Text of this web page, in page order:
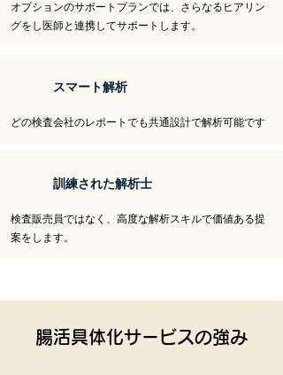
​オプションのサポートプランでは、さらなるヒアリン
グをし医師と連携してサポートします。
スマート解析
どの検査会社のレポートでも共通設計で解析可能です​
訓練された解析士
検査販売員ではなく、高度な解析スキルで価値ある提
案をします。
​腸活具体化サービスの強み